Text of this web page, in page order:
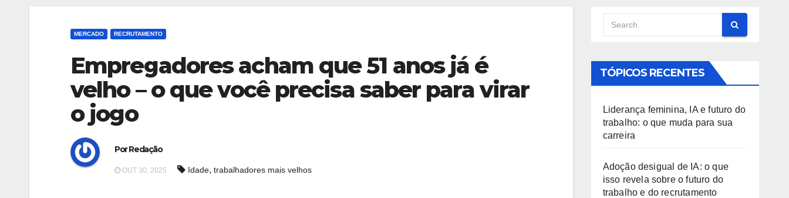
MERCADO RECRUTAMENTO
Empregadores acham que 51 anos já é
velho – o que você precisa saber para virar
o jogo
Por Redação
OUT 30, 2025 Idade, trabalhadores mais velhos
TÓPICOS RECENTES
Liderança feminina, IA e futuro do
trabalho: o que muda para sua
carreira
Adoção desigual de IA: o que
isso revela sobre o futuro do
trabalho e do recrutamento